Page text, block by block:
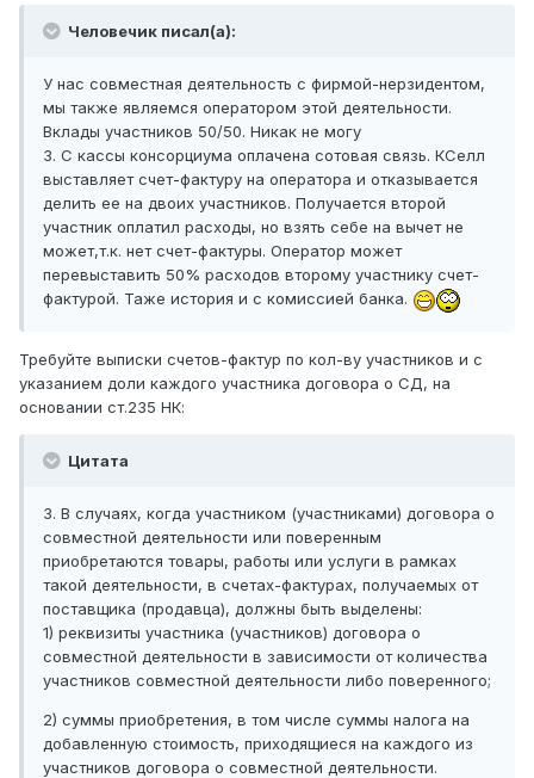
Человечик писал(а):
У нас совместная деятельность с фирмой-нерзидентом,
мы также являемся оператором этой деятельности.
Вклады участников 50/50. Никак не могу
3. С кассы консорциума оплачена сотовая связь. КСелл
выставляет счет-фактуру на оператора и отказывается
делить ее на двоих участников. Получается второй
участник оплатил расходы, но взять себе на вычет не
может,т.к. нет счет-фактуры. Оператор может
перевыставить 50% расходов второму участнику счет-
фактурой. Таже история и с комиссией банка.
Требуйте выписки счетов-фактур по кол-ву участников и с
указанием доли каждого участника договора о СД, на
основании ст.235 НК:
Цитата
3. В случаях, когда участником (участниками) договора о
совместной деятельности или поверенным
приобретаются товары, работы или услуги в рамках
такой деятельности, в счетах-фактурах, получаемых от
поставщика (продавца), должны быть выделены:
1) реквизиты участника (участников) договора о
совместной деятельности в зависимости от количества
участников совместной деятельности либо поверенного;
2) суммы приобретения, в том числе суммы налога на
добавленную стоимость, приходящиеся на каждого из
участников договора о совместной деятельности.